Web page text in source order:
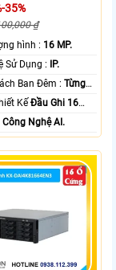
35%
₫
hình : 16 MP.
✳️ Công Nghệ Sử Dụng :
IP.
🌚 Khoảng Cách Ban Đêm :Từng
.
KếĐầu Ghi 16
:Công Nghệ AI.